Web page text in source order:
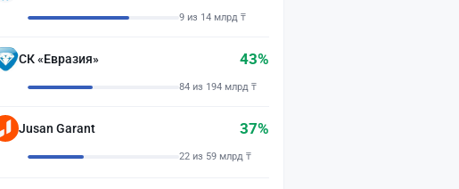
9 из 14 млрд ₸
СК «Евразия» 43%
84 из 194 млрд ₸
Jusan Garant 37%
22 из 59 млрд ₸